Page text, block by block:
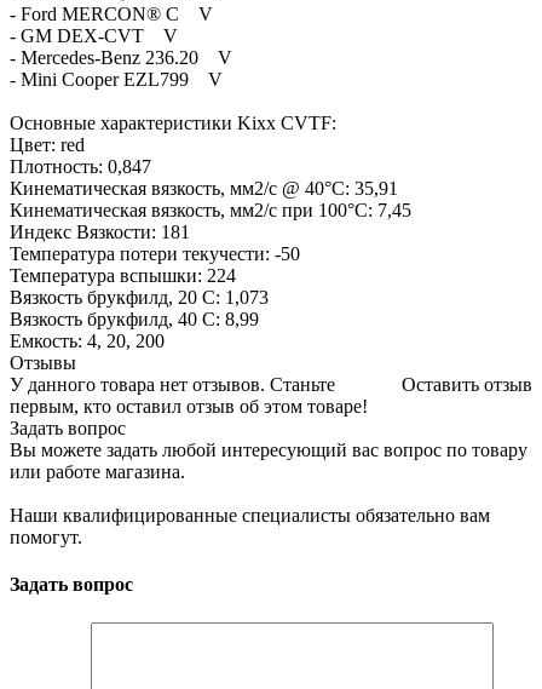
- Ford MERCON® C V
- GM DEX-CVT V
- Mercedes-Benz 236.20 V
- Mini Cooper EZL799 V
Основные характеристики Kixx CVTF:
Цвет: red
Плотность: 0,847
Кинематическая вязкость, мм2/с @ 40°C: 35,91
Кинематическая вязкость, мм2/с при 100°С: 7,45
Индекс Вязкости: 181
Температура потери текучести: -50
Температура вспышки: 224
Вязкость брукфилд, 20 С: 1,073
Вязкость брукфилд, 40 С: 8,99
Емкость: 4, 20, 200
Отзывы
Оставить отзыв
У данного товара нет отзывов. Станьте
первым, кто оставил отзыв об этом товаре!
Задать вопрос
Вы можете задать любой интересующий вас вопрос по товару
или работе магазина.
Наши квалифицированные специалисты обязательно вам
помогут.
Задать вопрос